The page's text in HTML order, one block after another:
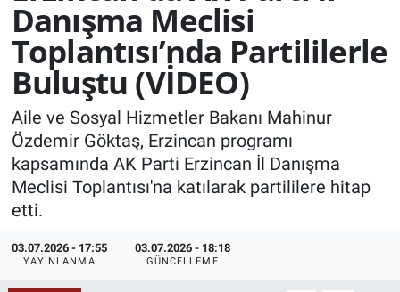
Danışma Meclisi
Toplantısı’nda Partililerle
Buluştu (VİDEO)
Aile ve Sosyal Hizmetler Bakanı Mahinur
Özdemir Göktaş, Erzincan programı
kapsamında AK Parti Erzincan İl Danışma
Meclisi Toplantısı'na katılarak partililere hitap
etti.
03.07.2026 - 17:55
YAYINLANMA
03.07.2026 - 18:18
GÜNCELLEME
GENEL
KÜLTÜR-SANAT
Yerel Haber
Politika
YAŞAM